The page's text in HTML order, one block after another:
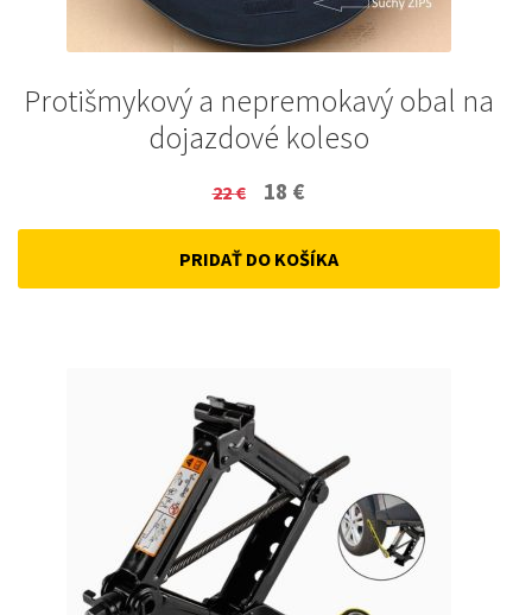
Protišmykový a nepremokavý obal na
dojazdové koleso
22€
Original
price
was:
18 €
price
is:
PRIDAŤ DO KOŠÍKA